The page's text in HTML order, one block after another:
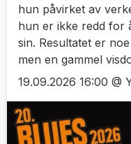
hun påvirket av
hun er ikke redd for
sin. Resultatet er
men en gammel
19.09.2026 16:00 @